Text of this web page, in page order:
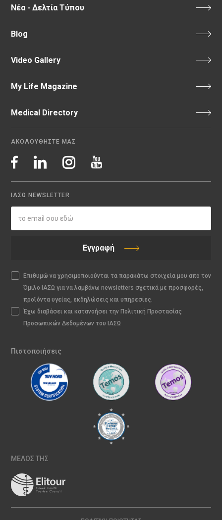
Νέα - Δελτία Τύπου
Blog
Video Gallery
My Life Magazine
Medical Directory
ΑΚΟΛΟΥΘΗΣΤΕ ΜΑΣ
ΙΑΣΩ NEWSLETTER
Εγγραφή
Επιθυμώ να χρησιμοποιούνται τα παρακάτω στοιχεία μου από τον
Όμιλο ΙΑΣΩ για να λαμβάνω newsletters σχετικά με προσφορές,
προϊόντα υγείας, εκδηλώσεις και υπηρεσίες.
Έχω διαβάσει και κατανοήσει την Πολιτική Προστασίας
Προσωπικών Δεδομένων του ΙΑΣΩ
Πιστοποιήσεις
ΜΕΛΟΣ ΤΗΣ